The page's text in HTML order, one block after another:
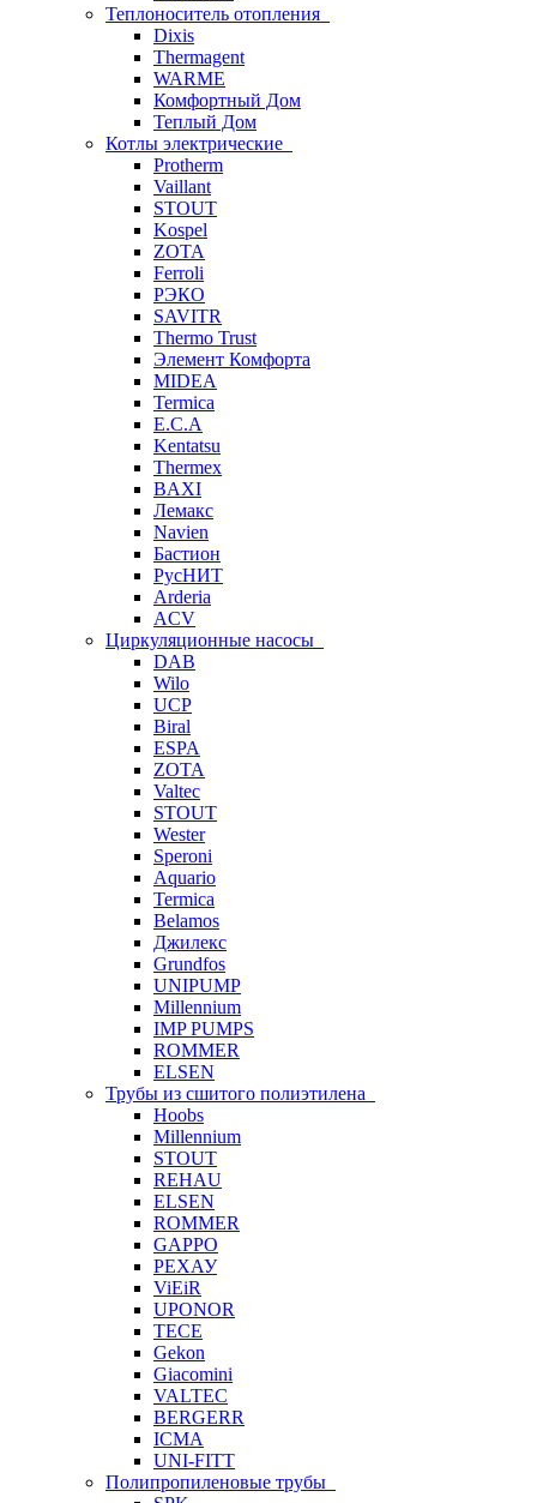
Теплоноситель отопления
Dixis
Thermagent
WARME
Комфортный Дом
Теплый Дом
Котлы электрические
Protherm
Vaillant
STOUT
Kospel
ZOTA
Ferroli
РЭКО
SAVITR
Thermo Trust
Элемент Комфорта
MIDEA
Termica
E.C.A
Kentatsu
Thermex
BAXI
Лемакс
Navien
Бастион
РусНИТ
Arderia
ACV
Циркуляционные насосы
DAB
Wilo
UCP
Biral
ESPA
ZOTA
Valtec
STOUT
Wester
Speroni
Aquario
Termica
Belamos
Джилекс
Grundfos
UNIPUMP
Millennium
IMP PUMPS
ROMMER
ELSEN
Трубы из сшитого полиэтилена
Hoobs
Millennium
STOUT
REHAU
ELSEN
ROMMER
GAPPO
РЕХАУ
ViEiR
UPONOR
TECE
Gekon
Giacomini
VALTEC
BERGERR
ICMA
UNI-FITT
Полипропиленовые трубы